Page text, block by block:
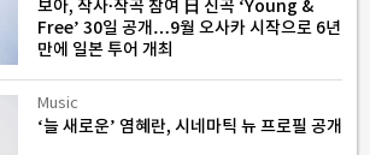
보아, 작사∙작곡 참여 日 신곡 ‘Young &
Free’ 30일 공개…9월 오사카 시작으로 6년
만에 일본 투어 개최
Music
‘늘 새로운’ 염혜란, 시네마틱 뉴 프로필 공개